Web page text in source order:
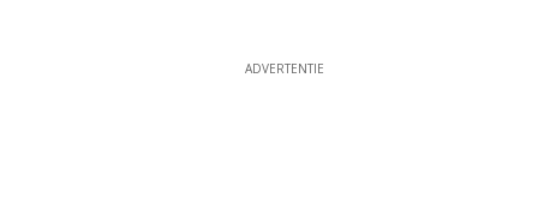
ADVERTENTIE